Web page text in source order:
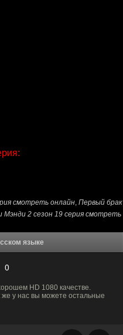
смотреть онлайн Первый брак
Мэнди 2 сезон 19 серия смотреть
языке
HD 1080 качестве.
у нас вы можете остальные